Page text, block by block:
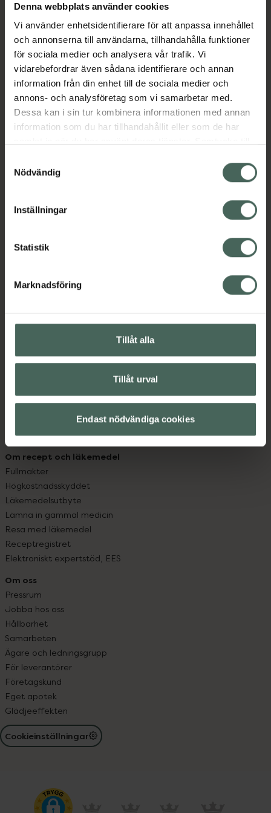
Denna webbplats använder cookies
Vi använder enhetsidentifierare för att anpassa innehållet
och annonserna till användarna, tillhandahålla funktioner
för sociala medier och analysera vår trafik. Vi
vidarebefordrar även sådana identifierare och annan
information från din enhet till de sociala medier och
annons- och analysföretag som vi samarbetar med.
Dessa kan i sin tur kombinera informationen med annan
information som du har tillhandahållit eller som de har
återkalla ditt samtycke via webbplatsens
cookieinställningar. Ett återkallat samtycke påverkar inte
lagligheten av behandling som skett innan återkallelsen.
Nödvändig
Inställningar
Statistik
Marknadsföring
Tillåt alla
Tillåt urval
Endast nödvändiga cookies
Aktuella erbjudanden
Beskrivning
EAN:03701217201910
Bipacksedel från FASS Visa
Kronans Apotek finns här för dig. Du hittar oss från Skåne i
datorn. Oavsett vem du är så är det vårt uppdrag att
hjälpa just dig att må lite bättre. Välkommen att prata
Handla tryggt
Leverans, betalning och retur
Sajtens tillgänglighet
Köpvillkor
Om recept och läkemedel
Fullmakter
Högkostnadsskyddet
Läkemedelsutbyte
Lämna in gammal medicin
Resa med läkemedel
Receptregistret
Elektroniskt expertstöd, EES
Om oss
Pressrum
Jobba hos oss
Hållbarhet
Samarbeten
Ägare och ledningsgrupp
För leverantörer
Företagskund
Eget apotek
Glädjeeffekten
Cookieinställningar